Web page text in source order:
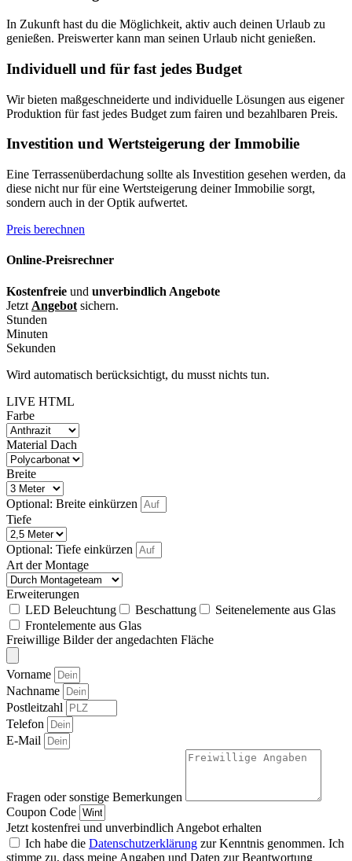
In Zukunft hast du die Möglichkeit, aktiv auch deinen Urlaub zu
genießen. Preiswerter kann man seinen Urlaub nicht genießen.
Individuell und für fast jedes Budget
Wir bieten maßgeschneiderte und individuelle Lösungen aus eigener
Produktion für fast jedes Budget zum fairen und bezahlbaren Preis.
Investition und Wertsteigerung der Immobilie
Eine Terrassenüberdachung sollte als Investition gesehen werden, da
diese nicht nur für eine Wertsteigerung deiner Immobilie sorgt,
sondern auch in der Optik aufwertet.
Preis berechnen
Online-Preisrechner
Kostenfreie und unverbindlich Angebote
Jetzt Angebot sichern.
Stunden
Minuten
Sekunden
Wird automatisch berücksichtigt, du musst nichts tun.
LIVE HTML
Farbe
Material Dach
Breite
Optional: Breite einkürzen
Tiefe
Optional: Tiefe einkürzen
Art der Montage
Erweiterungen
LED Beleuchtung
Beschattung
Seitenelemente aus Glas
Frontelemente aus Glas
Freiwillige Bilder der angedachten Fläche
Vorname
Nachname
Postleitzahl
Telefon
E-Mail
Fragen oder sonstige Bemerkungen
Coupon Code
Jetzt kostenfrei und unverbindlich Angebot erhalten
Ich habe die Datenschutzerklärung zur Kenntnis genommen. Ich
stimme zu, dass meine Angaben und Daten zur Beantwortung